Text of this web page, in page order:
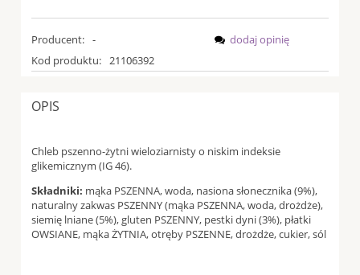
Producent: -
Kod produktu: 21106392
dodaj opinię
OPIS
Chleb pszenno-żytni wieloziarnisty o niskim indeksie
glikemicznym (IG 46).
Składniki: mąka PSZENNA, woda, nasiona słonecznika (9%),
naturalny zakwas PSZENNY (mąka PSZENNA, woda, drożdże),
siemię lniane (5%), gluten PSZENNY, pestki dyni (3%), płatki
OWSIANE, mąka ŻYTNIA, otręby PSZENNE, drożdże, cukier, sól